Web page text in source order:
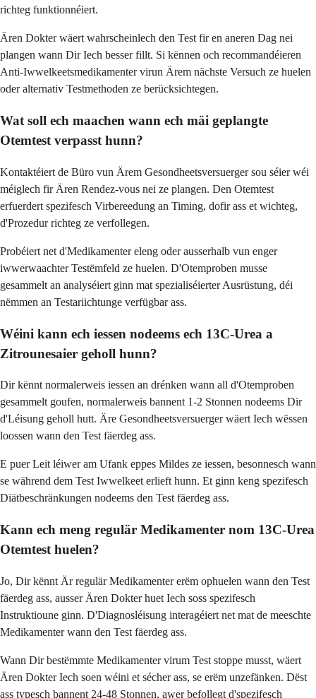
richteg funktionnéiert.
Ären Dokter wäert wahrscheinlech den Test fir en aneren Dag nei
plangen wann Dir Iech besser fillt. Si kënnen och recommandéieren
Anti-Iwwelkeetsmedikamenter virun Ärem nächste Versuch ze huelen
oder alternativ Testmethoden ze berücksichtegen.
Wat soll ech maachen wann ech mäi geplangte
Otemtest verpasst hunn?
Kontaktéiert de Büro vun Ärem Gesondheetsversuerger sou séier wéi
méiglech fir Ären Rendez-vous nei ze plangen. Den Otemtest
erfuerdert spezifesch Virbereedung an Timing, dofir ass et wichteg,
d'Prozedur richteg ze verfollegen.
Probéiert net d'Medikamenter eleng oder ausserhalb vun enger
iwwerwaachter Testëmfeld ze huelen. D'Otemproben musse
gesammelt an analyséiert ginn mat spezialiséierter Ausrüstung, déi
nëmmen an Testariichtunge verfügbar ass.
Wéini kann ech iessen nodeems ech 13C-Urea a
Zitrounesaier geholl hunn?
Dir kënnt normalerweis iessen an drénken wann all d'Otemproben
gesammelt goufen, normalerweis bannent 1-2 Stonnen nodeems Dir
d'Léisung geholl hutt. Äre Gesondheetsversuerger wäert Iech wëssen
loossen wann den Test fäerdeg ass.
E puer Leit léiwer am Ufank eppes Mildes ze iessen, besonnesch wann
se während dem Test Iwwelkeet erlieft hunn. Et ginn keng spezifesch
Diätbeschränkungen nodeems den Test fäerdeg ass.
Kann ech meng regulär Medikamenter nom 13C-Urea
Otemtest huelen?
Jo, Dir kënnt Är regulär Medikamenter erëm ophuelen wann den Test
fäerdeg ass, ausser Ären Dokter huet Iech soss spezifesch
Instruktioune ginn. D'Diagnosléisung interagéiert net mat de meeschte
Medikamenter wann den Test fäerdeg ass.
Wann Dir bestëmmte Medikamenter virum Test stoppe musst, wäert
Ären Dokter Iech soen wéini et sécher ass, se erëm unzefänken. Dëst
ass typesch bannent 24-48 Stonnen, awer befollegt d'spezifesch